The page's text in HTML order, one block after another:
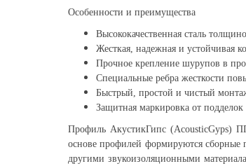
Особенности и преимущества
Высококачественная сталь
Жесткая, надежная и устойчивая
Прочное крепление шурупов в
Специальные ребра жесткости
Быстрый, простой и чистый
Защитная маркировка от подделок
Профиль АкустикГипс (AcousticGyps)
основе профилей формируются сборные
другими звукоизоляционными